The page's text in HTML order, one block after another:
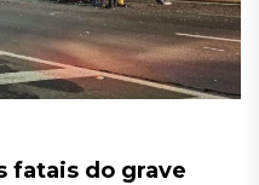
fatais do grave